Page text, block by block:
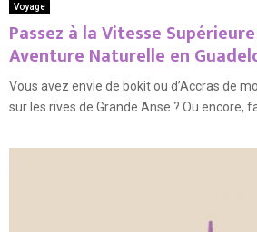
Voyage
Passez à la Vitesse
Aventure Naturelle en
Vous avez envie de bokit ou d’Accras de
sur les rives de Grande Anse ? Ou encore,